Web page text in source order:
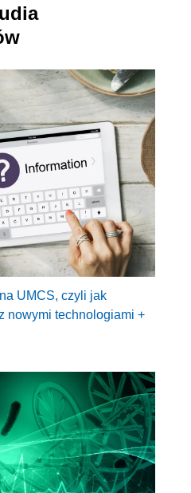
UMCS, czyli jak
nowymi technologiami +